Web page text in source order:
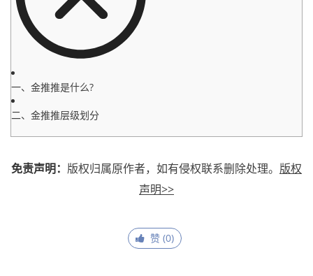
一、金推推是什么?
二、金推推层级划分
免责声明： 版权归属原作者，如有侵权联系删除处理。 版权
声明>>
赞 (0)